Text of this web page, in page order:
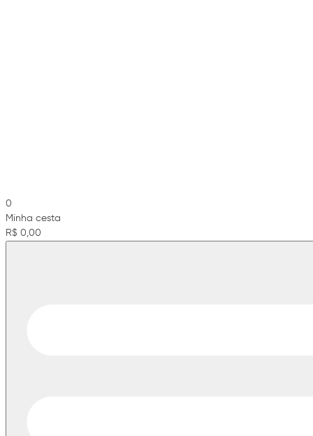
0
Minha cesta
R$ 0,00